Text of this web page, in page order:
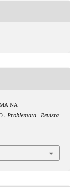
NA
. Problemata - Revista